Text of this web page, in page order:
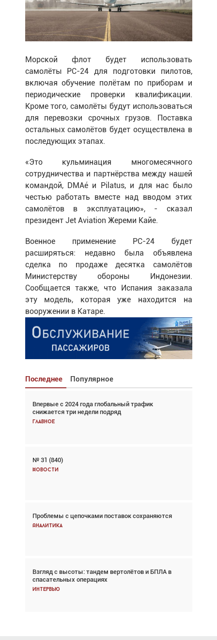
Морской флот будет использовать
самолёты PC-24 для подготовки пилотов,
включая обучение полётам по приборам и
периодические проверки квалификации.
Кроме того, самолёты будут использоваться
для перевозки срочных грузов. Поставка
остальных самолётов будет осуществлена в
последующих этапах.
«Это кульминация многомесячного
сотрудничества и партнёрства между нашей
командой, DMAé и Pilatus, и для нас было
честью работать вместе над вводом этих
самолётов в эксплуатацию», - сказал
президент Jet Aviation Жереми Кайе.
Военное применение PC-24 будет
расширяться: недавно была объявлена
сделка по продаже десятка самолётов
Министерству обороны Индонезии.
Сообщается также, что Испания заказала
эту модель, которая уже находится на
вооружении в Катаре.
Последнее Популярное
Впервые с 2024 года глобальный трафик
снижается три недели подряд
Главное
№ 31 (840)
Новости
Проблемы с цепочками поставок сохраняются
Аналитика
Взгляд с высоты: тандем вертолётов и БПЛА в
спасательных операциях
Интервью
Взгляд с высоты: тандем вертолётов и БПЛА в
спасательных операциях
Главное
Авиационный фотограф Дэйв Кох: «Фотография
говорит сама за себя... а ИИ всё портит»
Впервые с 2024 года глобальный трафик
снижается три недели подряд
Частный самолёт – это актив. Подходите к
покупке соответствующим образом
Интервью